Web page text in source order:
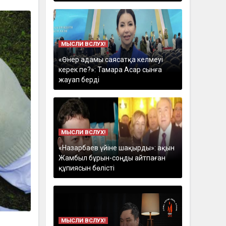
МЫСЛИ ВСЛУХ!
«Өнер адамы саясатқа келмеуі
керек пе?»: Тамара Асар сынға
жауап берді
МЫСЛИ ВСЛУХ!
«Назарбаев үйіне шақырды»: ақын
Жамбыл бұрын-соңды айтпаған
құпиясын бөлісті
МЫСЛИ ВСЛУХ!